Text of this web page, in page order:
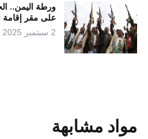
ورطة اليمن..
على مقر إقامة
2 سبتمبر 2025
مواد مشابهة